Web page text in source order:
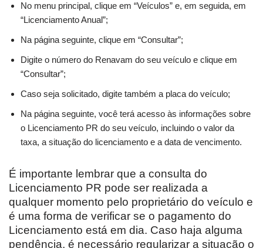
No menu principal, clique em “Veículos” e, em seguida, em
“Licenciamento Anual”;
Na página seguinte, clique em “Consultar”;
Digite o número do Renavam do seu veículo e clique em
“Consultar”;
Caso seja solicitado, digite também a placa do veículo;
Na página seguinte, você terá acesso às informações sobre
o Licenciamento PR do seu veículo, incluindo o valor da
taxa, a situação do licenciamento e a data de vencimento.
É importante lembrar que a consulta do
Licenciamento PR pode ser realizada a
qualquer momento pelo proprietário do veículo e
é uma forma de verificar se o pagamento do
Licenciamento está em dia. Caso haja alguma
pendência, é necessário regularizar a situação o